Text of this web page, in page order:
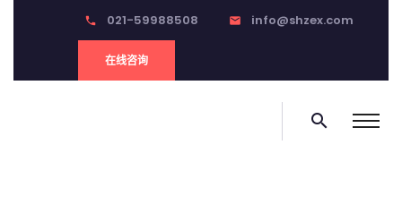
phone 021-59988508 email info@shzex.com
在线咨询
search